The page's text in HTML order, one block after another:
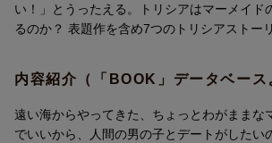
い！」とうったえる。トリシアはマーメイド
るのか？ 表題作を含め7つのトリシアストー
内容紹介（「BOOK」データベース
遠い海からやってきた、ちょっとわがままな
でいいから、人間の男の子とデートがしたい